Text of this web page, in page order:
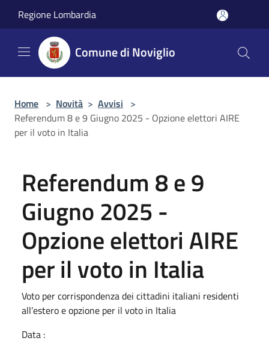
Regione Lombardia
Comune di Noviglio
Home > Novità > Avvisi >
Referendum 8 e 9 Giugno 2025 - Opzione elettori AIRE
per il voto in Italia
Referendum 8 e 9
Giugno 2025 -
Opzione elettori AIRE
per il voto in Italia
Voto per corrispondenza dei cittadini italiani residenti
all’estero e opzione per il voto in Italia
Data :